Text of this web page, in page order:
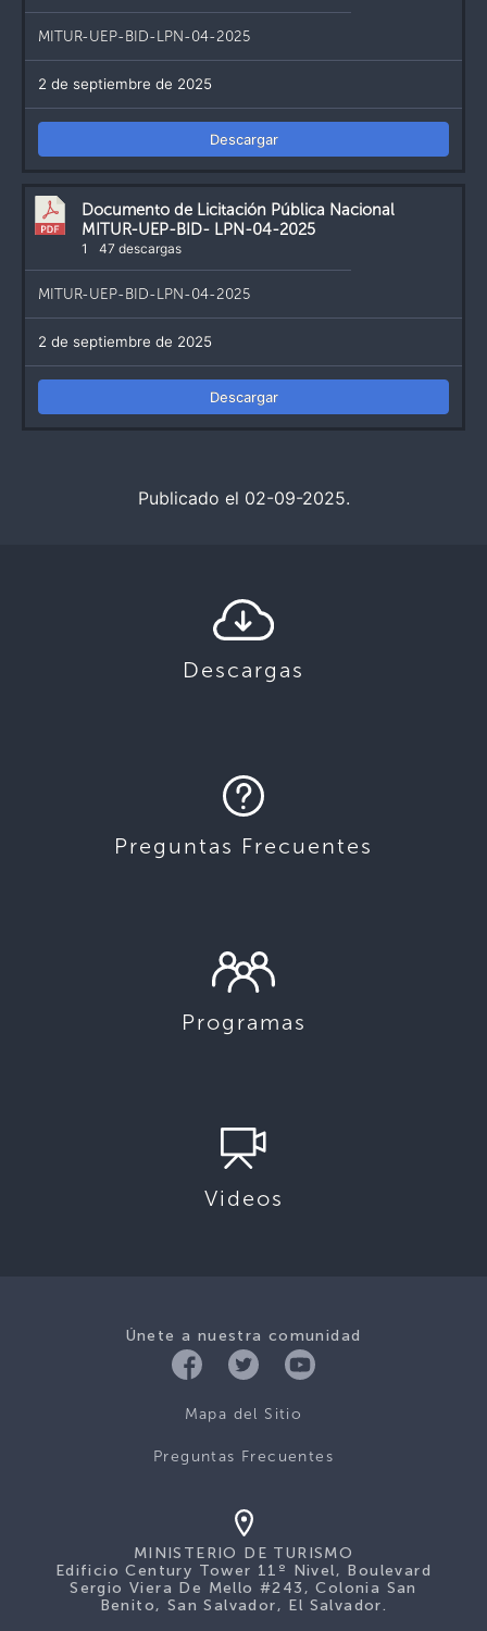
MITUR-UEP-BID-LPN-04-2025
2 de septiembre de 2025
Descargar
Documento de Licitación Pública Nacional
MITUR-UEP-BID- LPN-04-2025
1 47 descargas
MITUR-UEP-BID-LPN-04-2025
2 de septiembre de 2025
Descargar
Publicado el 02-09-2025.
Descargas
Preguntas Frecuentes
Programas
Videos
Únete a nuestra comunidad
Mapa del Sitio
Preguntas Frecuentes
MINISTERIO DE TURISMO
Edificio Century Tower 11º Nivel, Boulevard
Sergio Viera De Mello #243, Colonia San
Benito, San Salvador, El Salvador.